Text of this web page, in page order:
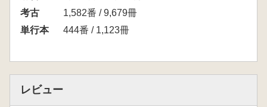
考古
1,582番 / 9,679冊
単行本
444番 / 1,123冊
レビュー